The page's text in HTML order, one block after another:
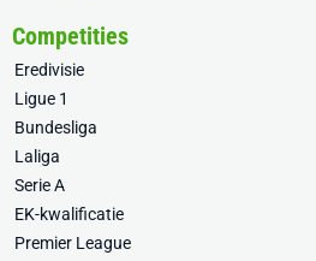
Competities
Eredivisie
Ligue 1
Bundesliga
Laliga
Serie A
EK-kwalificatie
Premier League